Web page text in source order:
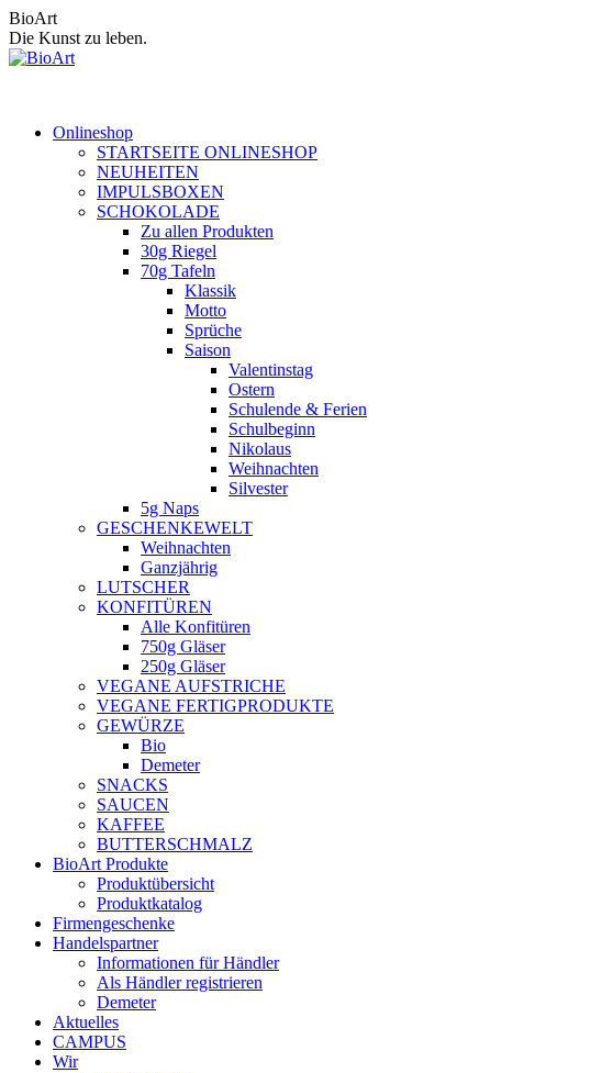
Zum
Inhalt
springen
BioArt
Die Kunst zu leben.
Onlineshop
STARTSEITE ONLINESHOP
NEUHEITEN
IMPULSBOXEN
SCHOKOLADE
Zu allen Produkten
30g Riegel
70g Tafeln
Klassik
Motto
Sprüche
Saison
Valentinstag
Ostern
Schulende & Ferien
Schulbeginn
Nikolaus
Weihnachten
Silvester
5g Naps
GESCHENKEWELT
Weihnachten
Ganzjährig
LUTSCHER
KONFITÜREN
Alle Konfitüren
750g Gläser
250g Gläser
VEGANE AUFSTRICHE
VEGANE FERTIGPRODUKTE
GEWÜRZE
Bio
Demeter
SNACKS
SAUCEN
KAFFEE
BUTTERSCHMALZ
BioArt Produkte
Produktübersicht
Produktkatalog
Firmengeschenke
Handelspartner
Informationen für Händler
Als Händler registrieren
Demeter
Aktuelles
CAMPUS
Wir